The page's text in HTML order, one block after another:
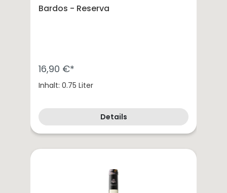
Bardos - Reserva
16,90 €*
Inhalt: 0.75 Liter
Details